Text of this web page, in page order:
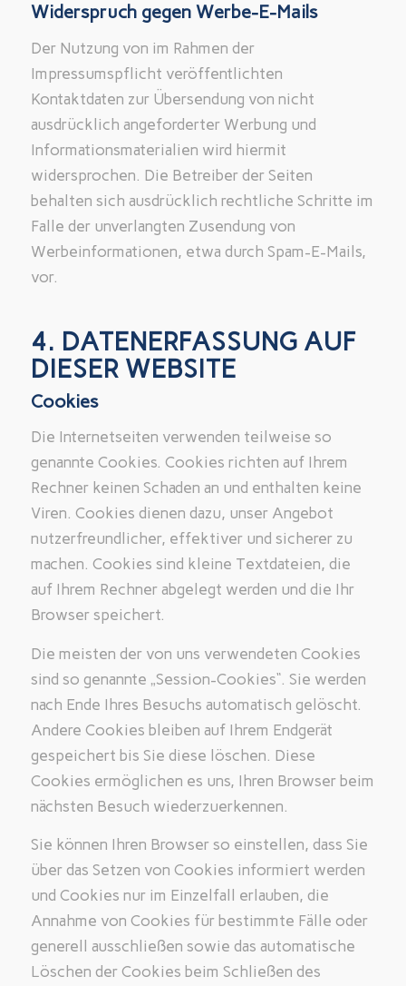
Widerspruch gegen Werbe-E-Mails
Der Nutzung von im Rahmen der
Impressumspflicht veröffentlichten
Kontaktdaten zur Übersendung von nicht
ausdrücklich angeforderter Werbung und
Informationsmaterialien wird hiermit
widersprochen. Die Betreiber der Seiten
behalten sich ausdrücklich rechtliche Schritte im
Falle der unverlangten Zusendung von
Werbeinformationen, etwa durch Spam-E-Mails,
vor.
4. DATENERFASSUNG AUF
DIESER WEBSITE
Cookies
Die Internetseiten verwenden teilweise so
genannte Cookies. Cookies richten auf Ihrem
Rechner keinen Schaden an und enthalten keine
Viren. Cookies dienen dazu, unser Angebot
nutzerfreundlicher, effektiver und sicherer zu
machen. Cookies sind kleine Textdateien, die
auf Ihrem Rechner abgelegt werden und die Ihr
Browser speichert.
Die meisten der von uns verwendeten Cookies
sind so genannte „Session-Cookies“. Sie werden
nach Ende Ihres Besuchs automatisch gelöscht.
Andere Cookies bleiben auf Ihrem Endgerät
gespeichert bis Sie diese löschen. Diese
Cookies ermöglichen es uns, Ihren Browser beim
nächsten Besuch wiederzuerkennen.
Sie können Ihren Browser so einstellen, dass Sie
über das Setzen von Cookies informiert werden
und Cookies nur im Einzelfall erlauben, die
Annahme von Cookies für bestimmte Fälle oder
generell ausschließen sowie das automatische
Löschen der Cookies beim Schließen des